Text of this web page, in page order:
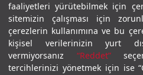
faaliyetleri yürütebilmek için
sitemizin çalışması için
çerezlerin kullanımına ve bu
kişisel verilerinizin yurt
vermiyorsanız “Reddet”
tercihlerinizi yönetmek için ise
Gizlilik PolitikasıÇerez PolitikasıKVKK